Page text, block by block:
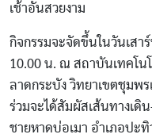
เช้าอันสวยงาม
กิจกรรมจะจัดขึ้นในวันเสา
10.00 น. ณ สถาบันเทคโน
ลาดกระบัง วิทยาเขตชุมพ
ร่วมจะได้สัมผัสเส้นทางเดิ
ชายหาดบ่อเมา อำเภอปะ